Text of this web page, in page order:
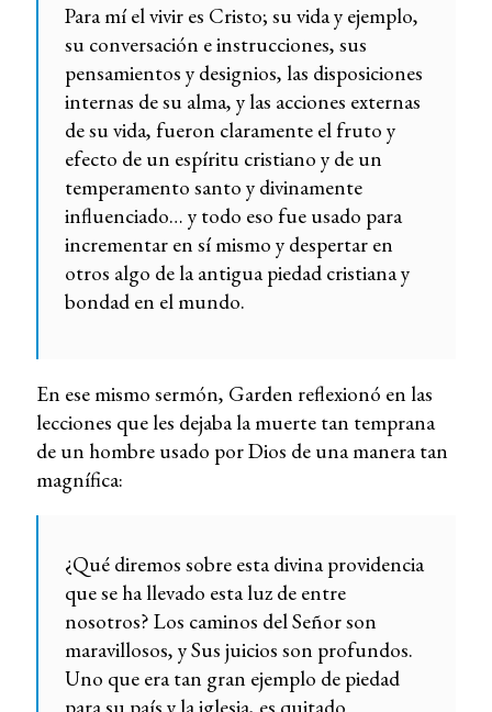
Para mí el vivir es Cristo; su vida y ejemplo,
su conversación e instrucciones, sus
pensamientos y designios, las disposiciones
internas de su alma, y las acciones externas
de su vida, fueron claramente el fruto y
efecto de un espíritu cristiano y de un
temperamento santo y divinamente
influenciado… y todo eso fue usado para
incrementar en sí mismo y despertar en
otros algo de la antigua piedad cristiana y
bondad en el mundo.
En ese mismo sermón, Garden reflexionó en las
lecciones que les dejaba la muerte tan temprana
de un hombre usado por Dios de una manera tan
magnífica:
¿Qué diremos sobre esta divina providencia
que se ha llevado esta luz de entre
nosotros? Los caminos del Señor son
maravillosos, y Sus juicios son profundos.
Uno que era tan gran ejemplo de piedad